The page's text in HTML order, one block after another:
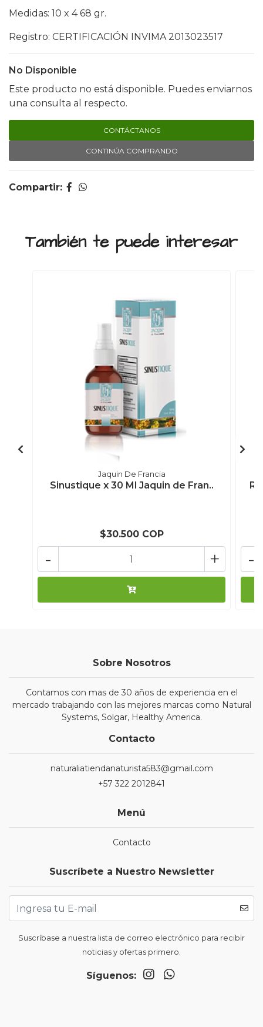
Medidas: 10 x 4 68 gr.
Registro: CERTIFICACIÓN INVIMA 2013023517
No Disponible
Este producto no está disponible. Puedes enviarnos
una consulta al respecto.
CONTÁCTANOS
CONTINÚA COMPRANDO
Compartir:
También te puede interesar
Jaquin De Francia
Sinustique x 30 Ml Jaquin de Fran..
$30.500 COP
+
- -
Sobre Nosotros
Contamos con mas de 30 años de experiencia en el
mercado trabajando con las mejores marcas como Natural
Systems, Solgar, Healthy America.
Contacto
naturaliatiendanaturista583@gmail.com
+57 322 2012841
Menú
Contacto
Suscríbete a Nuestro Newsletter
Suscríbase a nuestra lista de correo electrónico para recibir
noticias y ofertas primero.
Síguenos: